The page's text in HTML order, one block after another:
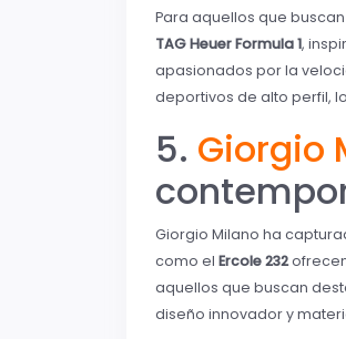
Para aquellos que
TAG Heuer Formula 1,
apasionados por la
deportivos de alto perfil,
5. Giorgio
Giorgio Milano ha
como el Ercole 232
aquellos que buscan
diseño innovador y